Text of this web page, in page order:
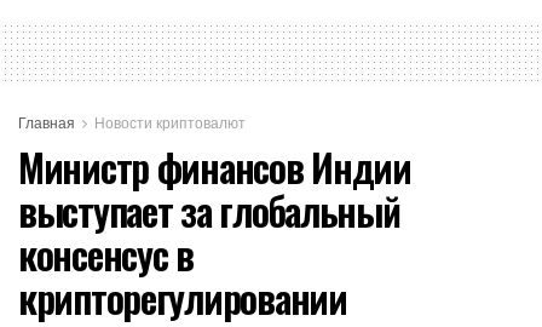
Главная Новости криптовалют
Министр финансов Индии
выступает за глобальный
консенсус в
крипторегулировании